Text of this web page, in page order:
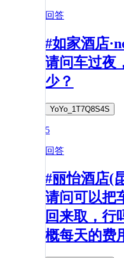
回答
#如家酒店
请问车过夜
少？
YoYo_1T7Q8S4S
5
回答
#丽怡酒店(
请问可以把
回来取，行
概每天的费